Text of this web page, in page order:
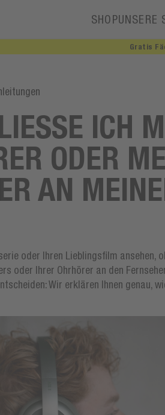
SHOPUNSERE
Unsere
Gratis
ICH
ODER
AN
oder Ihren Lieblingsfilm ansehen,
oder Ihrer Ohrhörer an den
Wir erklären Ihnen genau,